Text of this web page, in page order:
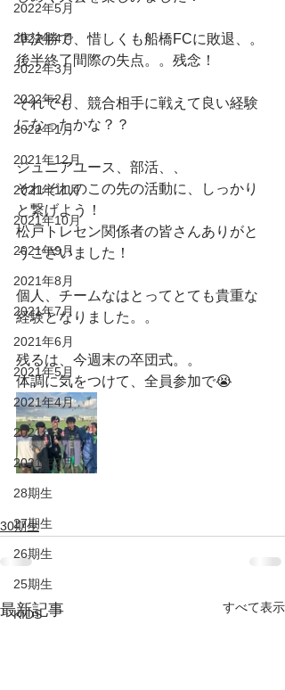
2022年5月
2022年4月
2022年3月
2022年2月
2022年1月
2021年12月
2021年11月
2021年10月
2021年9月
2021年8月
2021年7月
2021年6月
2021年5月
2021年4月
2021年3月
2021年2月
28期生
27期生
26期生
25期生
KIDS
準決勝で、惜しくも船橋FCに敗退、。
後半終了間際の失点。。残念！
それでも、競合相手に戦えて良い経験
になったかな？？
ジュニアユース、部活、、
それぞれのこの先の活動に、しっかり
と繋げよう！
松戸トレセン関係者の皆さんありがと
うございました！
個人、チームなはとってとても貴重な
経験となりました。。
残るは、今週末の卒団式。。
体調に気をつけて、全員参加で😭
30期生
最新記事 すべて表示